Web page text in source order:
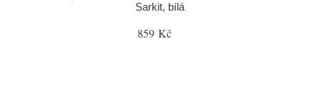
Sarkit, bílá
859 Kč